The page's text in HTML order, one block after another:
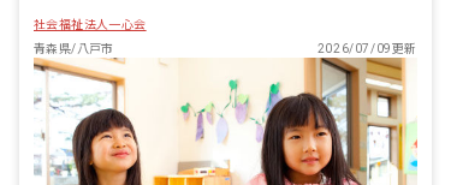
社会福祉法人一心会
青森県/八戸市
2026/07/09更新